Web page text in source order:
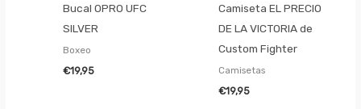
Bucal OPRO UFC
SILVER
Boxeo
€19,95
Camiseta EL PRECIO
DE LA VICTORIA de
Custom Fighter
Camisetas
€19,95